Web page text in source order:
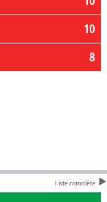
10
8
Liste complète